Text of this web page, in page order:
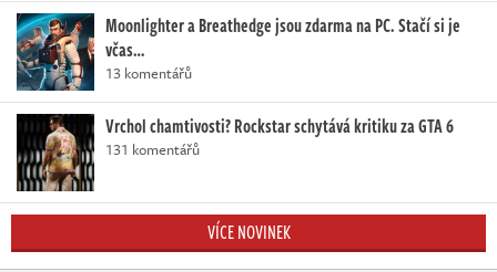
Moonlighter a Breathedge jsou zdarma na PC. Stačí si je
včas…
13 komentářů
Vrchol chamtivosti? Rockstar schytává kritiku za GTA 6
131 komentářů
VÍCE NOVINEK